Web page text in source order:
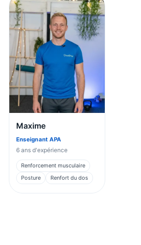
Maxime
Enseignant APA
6 ans d'expérience
Renforcement musculaire
Posture
Renfort du dos